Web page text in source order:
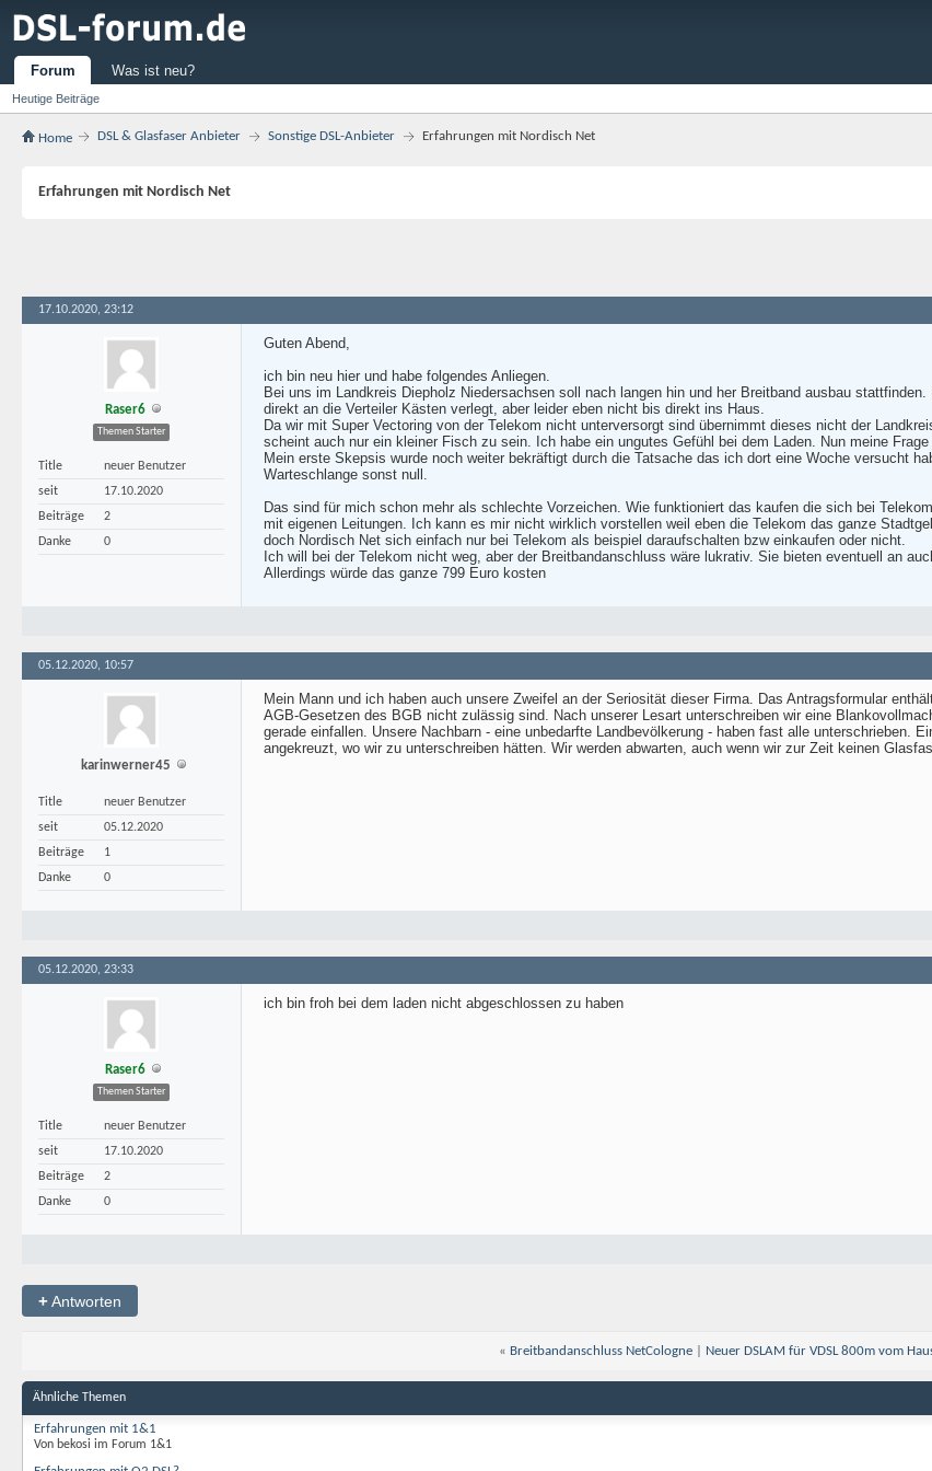
Forum
Heutige Beiträge
Was ist neu?
Home DSL & Glasfaser Anbieter Sonstige DSL-Anbieter Erfahrungen mit Nordisch Net
Erfahrungen mit Nordisch Net
17.10.2020, 23:12
Raser6
Themen Starter
Title
neuer Benutzer
seit
17.10.2020
Beiträge
2
Danke
0
Guten Abend,
ich bin neu hier und habe folgendes Anliegen.
Bei uns im Landkreis Diepholz Niedersachsen soll nach langen hin und her Breitband ausbau
direkt an die Verteiler Kästen verlegt, aber leider eben nicht bis direkt ins Haus.
Da wir mit Super Vectoring von der Telekom nicht unterversorgt sind übernimmt dieses nicht der
scheint auch nur ein kleiner Fisch zu sein. Ich habe ein ungutes Gefühl bei dem Laden. Nun meine
Mein erste Skepsis wurde noch weiter bekräftigt durch die Tatsache das ich dort eine Woche versucht
Warteschlange sonst null.
Das sind für mich schon mehr als schlechte Vorzeichen. Wie funktioniert das kaufen die sich bei
mit eigenen Leitungen. Ich kann es mir nicht wirklich vorstellen weil eben die Telekom das ganze
doch Nordisch Net sich einfach nur bei Telekom als beispiel daraufschalten bzw einkaufen oder nicht.
Ich will bei der Telekom nicht weg, aber der Breitbandanschluss wäre lukrativ. Sie bieten eventuell an
Allerdings würde das ganze 799 Euro kosten
05.12.2020, 10:57
karinwerner45
Title
neuer Benutzer
seit
05.12.2020
Beiträge
1
Danke
0
Mein Mann und ich haben auch unsere Zweifel an der Seriosität dieser Firma. Das Antragsformular
AGB-Gesetzen des BGB nicht zulässig sind. Nach unserer Lesart unterschreiben wir eine
gerade einfallen. Unsere Nachbarn - eine unbedarfte Landbevölkerung - haben fast alle unterschrieben.
angekreuzt, wo wir zu unterschreiben hätten. Wir werden abwarten, auch wenn wir zur Zeit keinen
05.12.2020, 23:33
Raser6
Themen Starter
Title
neuer Benutzer
seit
17.10.2020
Beiträge
2
Danke
0
ich bin froh bei dem laden nicht abgeschlossen zu haben
+Antworten
« Breitbandanschluss NetCologne| Neuer DSLAM für VDSL 800m vom
Ähnliche Themen
Erfahrungen mit 1&1
Von bekosi im Forum 1&1